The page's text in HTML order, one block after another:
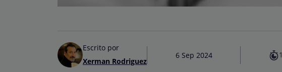
Escrito por
Xerman Rodriguez
6 Sep 2024